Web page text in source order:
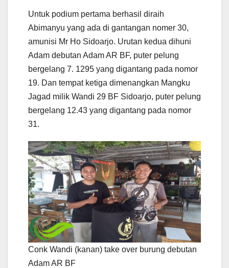
Untuk podium pertama berhasil diraih
Abimanyu yang ada di gantangan nomer 30,
amunisi Mr Ho Sidoarjo. Urutan kedua dihuni
Adam debutan Adam AR BF, puter pelung
bergelang 7. 1295 yang digantang pada nomor
19. Dan tempat ketiga dimenangkan Mangku
Jagad milik Wandi 29 BF Sidoarjo, puter pelung
bergelang 12.43 yang digantang pada nomor
31.
Conk Wandi (kanan) take over burung debutan
Adam AR BF